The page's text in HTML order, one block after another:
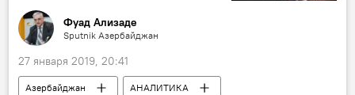
Фуад Ализаде
Sputnik Азербайджан
27 января 2019, 20:41
Азербайджан
АНАЛИТИКА